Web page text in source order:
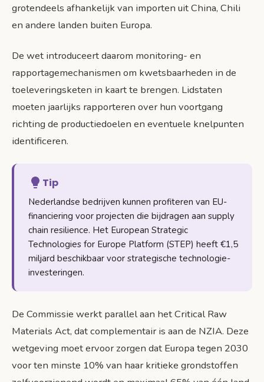
grotendeels afhankelijk van importen uit China, Chili
en andere landen buiten Europa.
De wet introduceert daarom monitoring- en
rapportagemechanismen om kwetsbaarheden in de
toeleveringsketen in kaart te brengen. Lidstaten
moeten jaarlijks rapporteren over hun voortgang
richting de productiedoelen en eventuele knelpunten
identificeren.
Tip
Nederlandse bedrijven kunnen profiteren van EU-
financiering voor projecten die bijdragen aan supply
chain resilience. Het European Strategic
Technologies for Europe Platform (STEP) heeft €1,5
miljard beschikbaar voor strategische technologie-
investeringen.
De Commissie werkt parallel aan het Critical Raw
Materials Act, dat complementair is aan de NZIA. Deze
wetgeving moet ervoor zorgen dat Europa tegen 2030
voor ten minste 10% van haar kritieke grondstoffen